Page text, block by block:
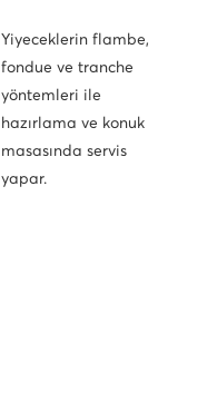
Yiyeceklerin flambe,
fondue ve tranche
yöntemleri ile
hazırlama ve konuk
masasında servis
yapar.